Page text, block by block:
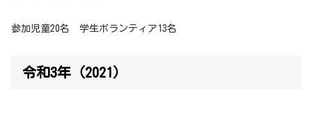
参加児童20名 学生ボランティア13名
令和3年（2021）